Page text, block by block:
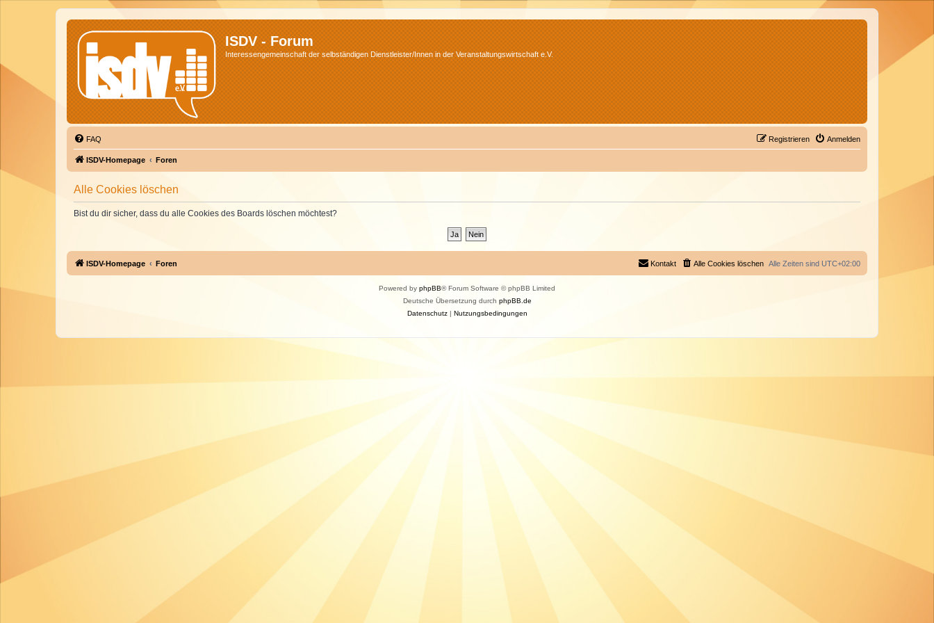
ISDV - Forum
Interessengemeinschaft der selbständigen Dienstleister/Innen in der Veranstaltungswirtschaft e.V.
FAQ Anmelden
Registrieren
ISDV-Homepage Foren
Alle Cookies löschen
Bist du dir sicher, dass du alle Cookies des Boards löschen möchtest?
ISDV-Homepage Foren Alle Zeiten sind UTC+02:00
Alle Cookies löschen
Kontakt
Powered by phpBB® Forum Software © phpBB Limited
Deutsche Übersetzung durch phpBB.de
Datenschutz| Nutzungsbedingungen